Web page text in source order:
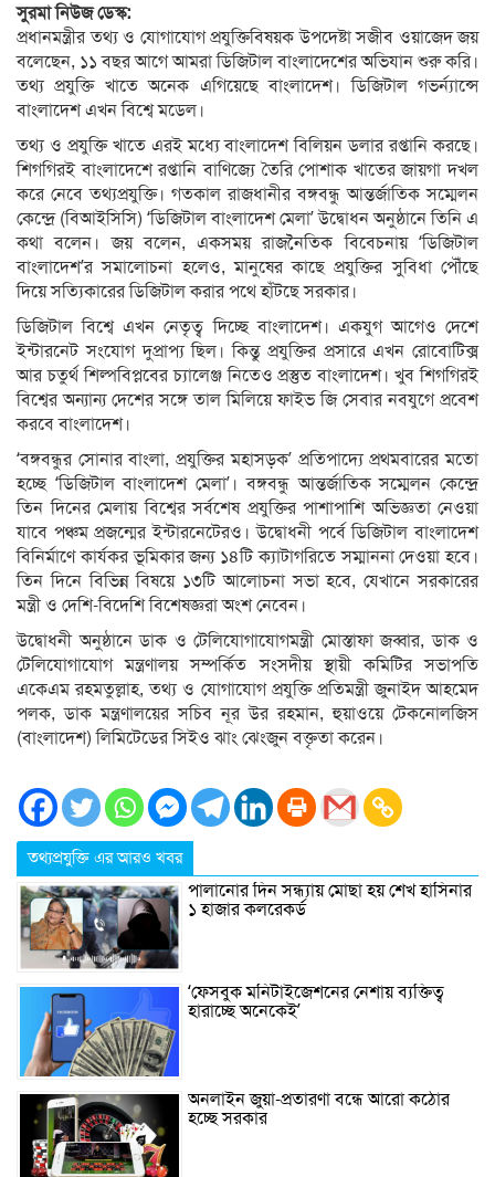
সুরমা নিউজ ডেস্ক:
প্রধানমন্ত্রীর তথ্য ও যোগাযোগ প্রযুক্তিবিষয়ক উপদেষ্টা সজীব ওয়াজেদ জয়
বলেছেন, ১১ বছর আগে আমরা ডিজিটাল বাংলাদেশের অভিযান শুরু করি।
তথ্য প্রযুক্তি খাতে অনেক এগিয়েছে বাংলাদেশ। ডিজিটাল গভর্ন্যান্সে
বাংলাদেশ এখন বিশ্বে মডেল।
তথ্য ও প্রযুক্তি খাতে এরই মধ্যে বাংলাদেশ বিলিয়ন ডলার রপ্তানি করছে।
শিগগিরই বাংলাদেশে রপ্তানি বাণিজ্যে তৈরি পোশাক খাতের জায়গা দখল
করে নেবে তথ্যপ্রযুক্তি। গতকাল রাজধানীর বঙ্গবন্ধু আন্তর্জাতিক সম্মেলন
কেন্দ্রে (বিআইসিসি) ‘ডিজিটাল বাংলাদেশ মেলা’ উদ্বোধন অনুষ্ঠানে তিনি এ
কথা বলেন। জয় বলেন, একসময় রাজনৈতিক বিবেচনায় ‘ডিজিটাল
বাংলাদেশ’র সমালোচনা হলেও, মানুষের কাছে প্রযুক্তির সুবিধা পৌঁছে
দিয়ে সত্যিকারের ডিজিটাল করার পথে হাঁটছে সরকার।
ডিজিটাল বিশ্বে এখন নেতৃত্ব দিচ্ছে বাংলাদেশ। একযুগ আগেও দেশে
ইন্টারনেট সংযোগ দুপ্রাপ্য ছিল। কিন্তু প্রযুক্তির প্রসারে এখন রোবোটিক্স
আর চতুর্থ শিল্পবিপ্লবের চ্যালেঞ্জ নিতেও প্রস্তুত বাংলাদেশ। খুব শিগগিরই
বিশ্বের অন্যান্য দেশের সঙ্গে তাল মিলিয়ে ফাইভ জি সেবার নবযুগে প্রবেশ
করবে বাংলাদেশ।
‘বঙ্গবন্ধুর সোনার বাংলা, প্রযুক্তির মহাসড়ক’ প্রতিপাদ্যে প্রথমবারের মতো
হচ্ছে ‘ডিজিটাল বাংলাদেশ মেলা’। বঙ্গবন্ধু আন্তর্জাতিক সম্মেলন কেন্দ্রে
তিন দিনের মেলায় বিশ্বের সর্বশেষ প্রযুক্তির পাশাপাশি অভিজ্ঞতা নেওয়া
যাবে পঞ্চম প্রজন্মের ইন্টারনেটেরও। উদ্বোধনী পর্বে ডিজিটাল বাংলাদেশ
বিনির্মাণে কার্যকর ভূমিকার জন্য ১৪টি ক্যাটাগরিতে সম্মাননা দেওয়া হবে।
তিন দিনে বিভিন্ন বিষয়ে ১৩টি আলোচনা সভা হবে, যেখানে সরকারের
মন্ত্রী ও দেশি-বিদেশি বিশেষজ্ঞরা অংশ নেবেন।
উদ্বোধনী অনুষ্ঠানে ডাক ও টেলিযোগাযোগমন্ত্রী মোস্তাফা জব্বার, ডাক ও
টেলিযোগাযোগ মন্ত্রণালয় সম্পর্কিত সংসদীয় স্থায়ী কমিটির সভাপতি
একেএম রহমতুল্লাহ, তথ্য ও যোগাযোগ প্রযুক্তি প্রতিমন্ত্রী জুনাইদ আহমেদ
পলক, ডাক মন্ত্রণালয়ের সচিব নূর উর রহমান, হুয়াওয়ে টেকনোলজিস
(বাংলাদেশ) লিমিটেডের সিইও ঝাং ঝেংজুন বক্তৃতা করেন।
তথ্যপ্রযুক্তি এর আরও খবর
পালানোর দিন সন্ধ্যায় মোছা হয় শেখ হাসিনার
১ হাজার কলরেকর্ড
‘ফেসবুক মনিটাইজেশনের নেশায় ব্যক্তিত্ব
হারাচ্ছে অনেকেই’
অনলাইন জুয়া-প্রতারণা বন্ধে আরো কঠোর
হচ্ছে সরকার